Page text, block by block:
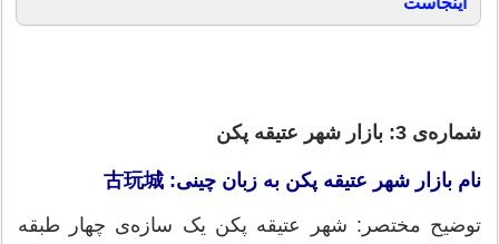
شماره‌ی 3: بازار شهر عتیقه پکن
نام بازار شهر عتیقه پکن به زبان چینی: 古玩城
توضیح مختصر: شهر عتیقه پکن یک سازه‌ی چهار طبقه